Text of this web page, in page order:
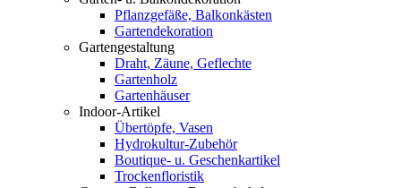
Pflanzgefäße, Balkonkästen
Gartendekoration
Gartengestaltung
Draht, Zäune, Geflechte
Gartenholz
Gartenhäuser
Indoor-Artikel
Übertöpfe, Vasen
Hydrokultur-Zubehör
Boutique- u. Geschenkartikel
Trockenfloristik